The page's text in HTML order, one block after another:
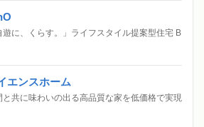
遊に、くらす。」ライフスタイル提案型住宅 B
エンスホーム
と共に味わいの出る高品質な家を低価格で実現